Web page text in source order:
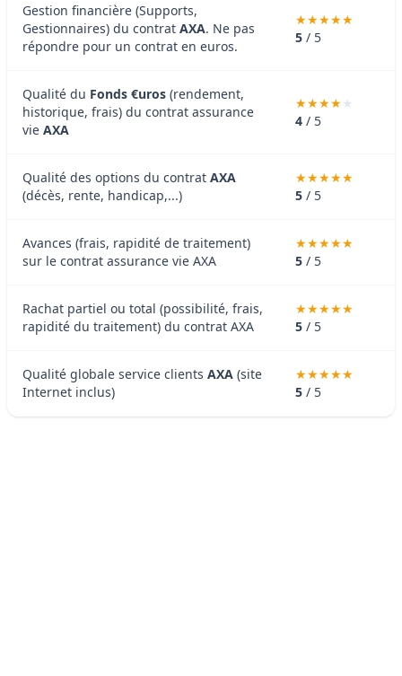
Gestion financière (Supports,
Gestionnaires) du contrat AXA. Ne pas
répondre pour un contrat en euros.
5 / 5
Qualité du Fonds €uros (rendement,
historique, frais) du contrat assurance
vie AXA
4 / 5
Qualité des options du contrat AXA
(décès, rente, handicap,...)
5 / 5
Avances (frais, rapidité de traitement)
sur le contrat assurance vie AXA
5 / 5
Rachat partiel ou total (possibilité, frais,
rapidité du traitement) du contrat AXA
5 / 5
Qualité globale service clients AXA (site
Internet inclus)
5 / 5